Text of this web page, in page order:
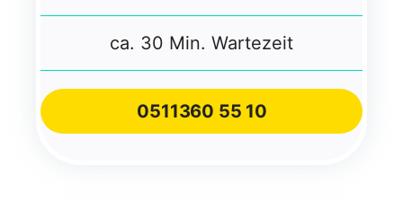
ca. 30 Min. Wartezeit
0511360 55 10